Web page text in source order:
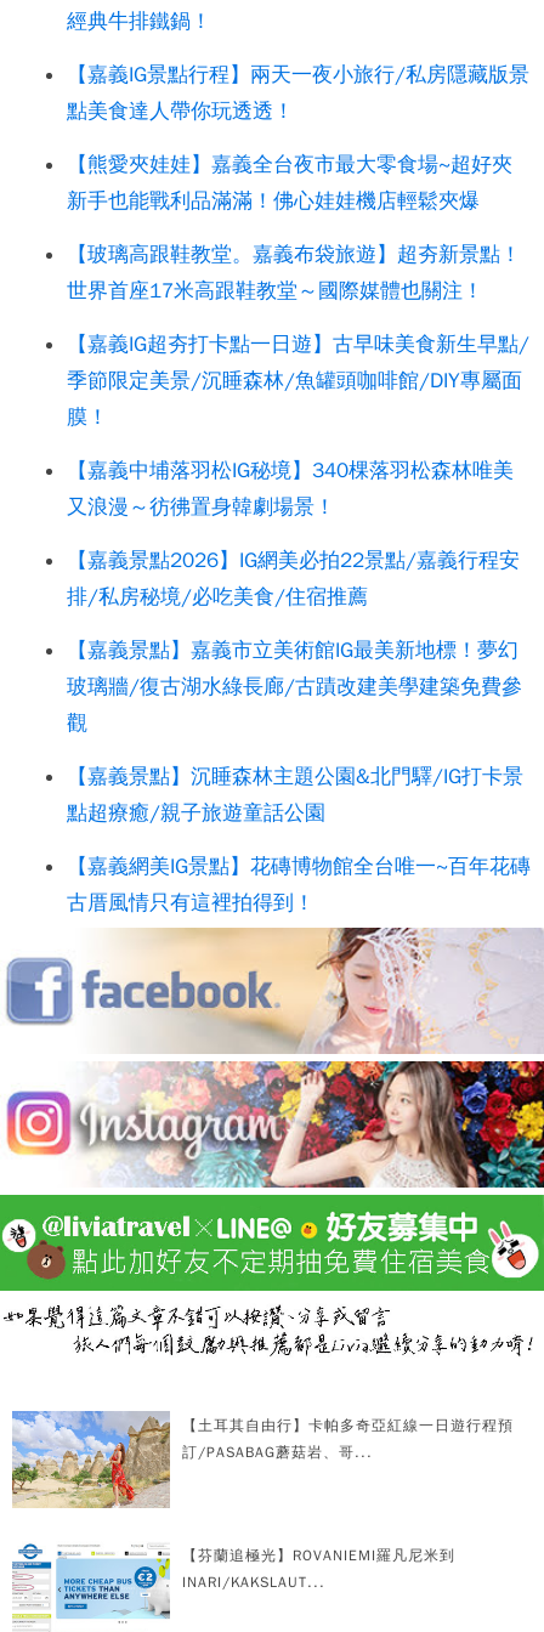
經典牛排鐵鍋！
【嘉義IG景點行程】兩天一夜小旅行/私房隱藏版景
點美食達人帶你玩透透！
【熊愛夾娃娃】嘉義全台夜市最大零食場~超好夾
新手也能戰利品滿滿！佛心娃娃機店輕鬆夾爆
【玻璃高跟鞋教堂。嘉義布袋旅遊】超夯新景點！
世界首座17米高跟鞋教堂～國際媒體也關注！
【嘉義IG超夯打卡點一日遊】古早味美食新生早點/
季節限定美景/沉睡森林/魚罐頭咖啡館/DIY專屬面
膜！
【嘉義中埔落羽松IG秘境】340棵落羽松森林唯美
又浪漫～彷彿置身韓劇場景！
【嘉義景點2026】IG網美必拍22景點/嘉義行程安
排/私房秘境/必吃美食/住宿推薦
【嘉義景點】嘉義市立美術館IG最美新地標！夢幻
玻璃牆/復古湖水綠長廊/古蹟改建美學建築免費參
觀
【嘉義景點】沉睡森林主題公園&北門驛/IG打卡景
點超療癒/親子旅遊童話公園
【嘉義網美IG景點】花磚博物館全台唯一~百年花磚
古厝風情只有這裡拍得到！
【土耳其自由行】卡帕多奇亞紅線一日遊行程預
訂/PASABAG蘑菇岩、哥...
【芬蘭追極光】ROVANIEMI羅凡尼米到
INARI/KAKSLAUT...